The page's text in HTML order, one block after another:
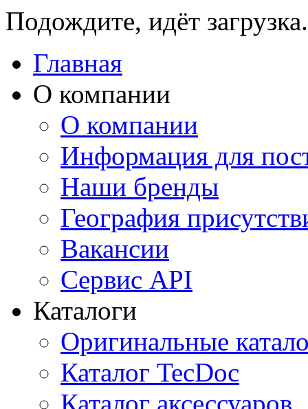
Подождите, идёт
Главная
О компании
О компании
Информация для
Наши бренды
География
Вакансии
Сервис API
Каталоги
Оригинальные
Каталог TecDoc